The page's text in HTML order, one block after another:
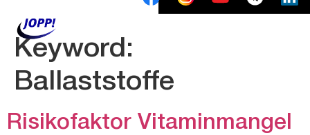
Keyword:
Ballaststoffe
Risikofaktor Vitaminmangel